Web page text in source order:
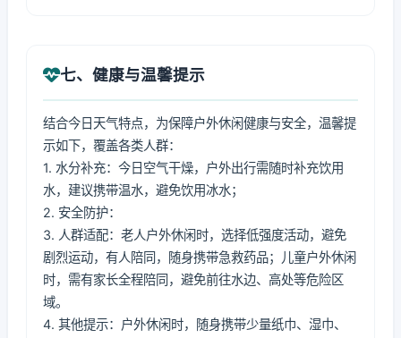
七、健康与温馨提示
结合今日天气特点，为保障户外休闲健康与安全，温馨提
示如下，覆盖各类人群：
1. 水分补充：今日空气干燥，户外出行需随时补充饮用
水，建议携带温水，避免饮用冰水；
2. 安全防护：
3. 人群适配：老人户外休闲时，选择低强度活动，避免
剧烈运动，有人陪同，随身携带急救药品；儿童户外休闲
时，需有家长全程陪同，避免前往水边、高处等危险区
域。
4. 其他提示：户外休闲时，随身携带少量纸巾、湿巾、